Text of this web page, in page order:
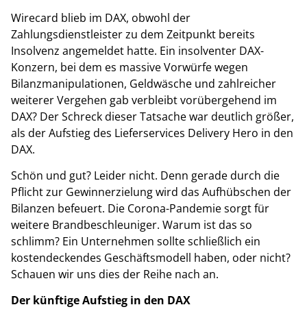
Wirecard blieb im DAX, obwohl der
Zahlungsdienstleister zu dem Zeitpunkt bereits
Insolvenz angemeldet hatte. Ein insolventer DAX-
Konzern, bei dem es massive Vorwürfe wegen
Bilanzmanipulationen, Geldwäsche und zahlreicher
weiterer Vergehen gab verbleibt vorübergehend im
DAX? Der Schreck dieser Tatsache war deutlich größer,
als der Aufstieg des Lieferservices Delivery Hero in den
DAX.
Schön und gut? Leider nicht. Denn gerade durch die
Pflicht zur Gewinnerzielung wird das Aufhübschen der
Bilanzen befeuert. Die Corona-Pandemie sorgt für
weitere Brandbeschleuniger. Warum ist das so
schlimm? Ein Unternehmen sollte schließlich ein
kostendeckendes Geschäftsmodell haben, oder nicht?
Schauen wir uns dies der Reihe nach an.
Der künftige Aufstieg in den DAX